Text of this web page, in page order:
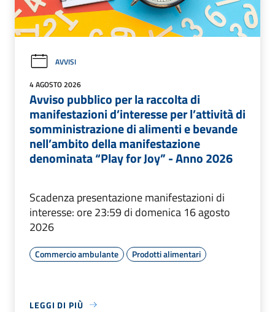
AVVISI
4 AGOSTO 2026
Avviso pubblico per la raccolta di
manifestazioni d’interesse per l’attività di
somministrazione di alimenti e bevande
nell’ambito della manifestazione
denominata “Play for Joy” - Anno 2026
Scadenza presentazione manifestazioni di
interesse: ore 23:59 di domenica 16 agosto
2026
Commercio ambulante Prodotti alimentari
LEGGI DI PIÙ